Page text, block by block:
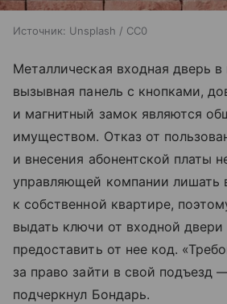
Источник: Unsplash / CC0
Металлическая входная дверь в
вызывная панель с кнопками,
и магнитный замок являются
имуществом. Отказ от
и внесения абонентской платы
управляющей компании лишать
к собственной квартире,
выдать ключи от входной
предоставить от нее код.
за право зайти в свой подъезд
подчеркнул Бондарь.